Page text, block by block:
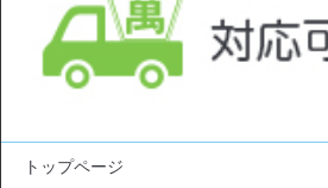
トップページ